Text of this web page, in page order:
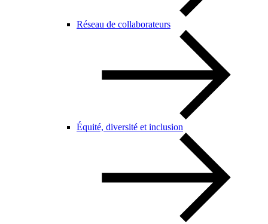
Réseau de collaborateurs
Équité, diversité et inclusion